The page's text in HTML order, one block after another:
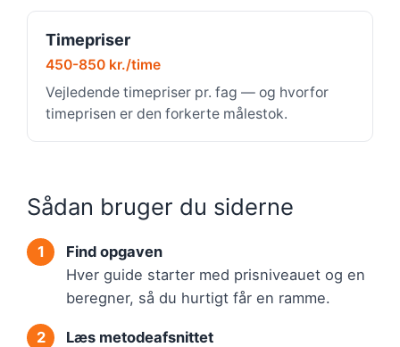
Timepriser
450-850 kr./time
Vejledende timepriser pr. fag — og hvorfor
timeprisen er den forkerte målestok.
Sådan bruger du siderne
Find opgaven
Hver guide starter med prisniveauet og en
beregner, så du hurtigt får en ramme.
Læs metodeafsnittet